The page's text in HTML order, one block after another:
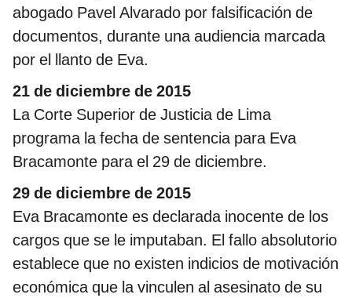
abogado Pavel Alvarado por falsificación de
documentos, durante una audiencia marcada
por el llanto de Eva.
21 de diciembre de 2015
La Corte Superior de Justicia de Lima
programa la fecha de sentencia para Eva
Bracamonte para el 29 de diciembre.
29 de diciembre de 2015
Eva Bracamonte es declarada inocente de los
cargos que se le imputaban. El fallo absolutorio
establece que no existen indicios de motivación
económica que la vinculen al asesinato de su